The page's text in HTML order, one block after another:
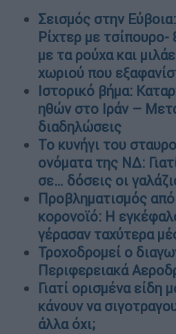
Σεισμός στην
Ρίχτερ με τσίπουρο-
με τα ρούχα και
χωριού που
Ιστορικό βήμα:
ηθών στο Ιράν –
διαδηλώσεις
Το κυνήγι του
ονόματα της ΝΔ:
σε… δόσεις οι
Προβληματισμός
κορονοϊό: Η
γέρασαν ταχύτερα
Τροχοδρομεί ο
Περιφερειακά
Γιατί ορισμένα είδη
κάνουν να
άλλα όχι;